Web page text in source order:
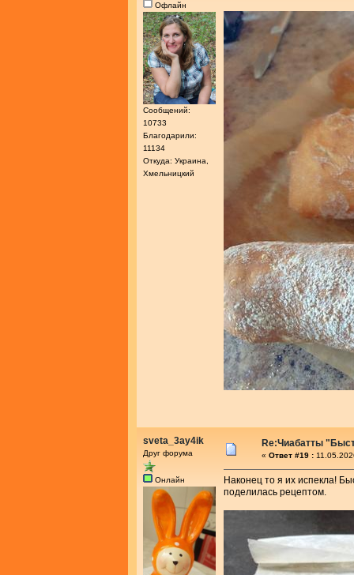
Офлайн
Сообщений:
10733
Благодарили:
11134
Откуда: Украина,
Хмельницкий
sveta_3ay4ik
Друг форума
Онлайн
Re:Чиабатты
« Ответ #19 :
Наконец то я их испекла!
поделилась рецептом.